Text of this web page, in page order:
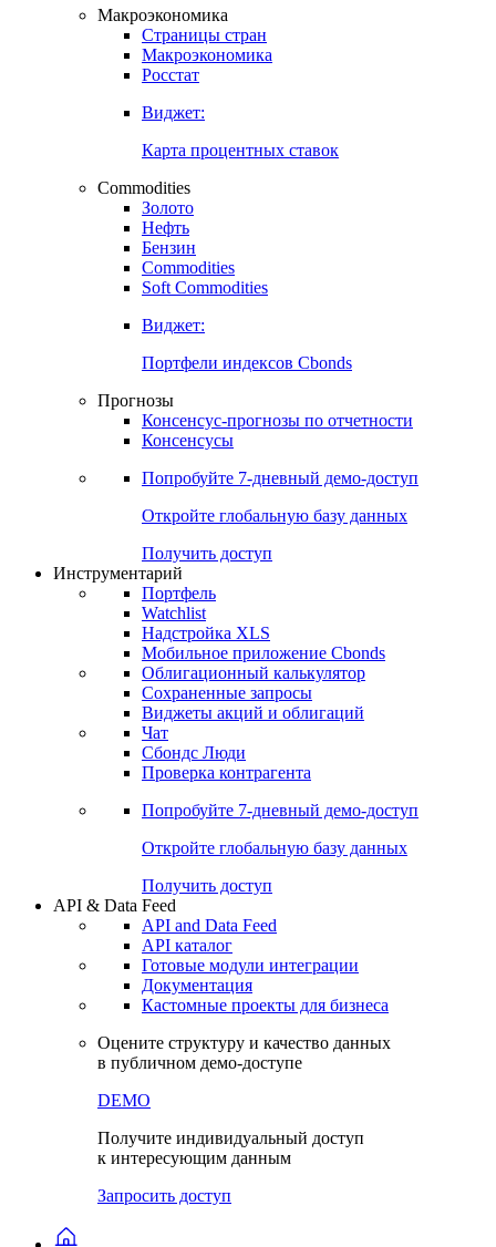
Создать индекс
Возможность создания своего индекса
Страницы стран
Росстат
Виджет:
Карта процентных ставок
Commodities
Золото
Бензин
Soft Commodities
Виджет:
Портфели индексов Cbonds
Прогнозы
Консенсусы
Попробуйте7-дневный
Откройте глобальную базу данных
Получить доступ
Инструментарий
Портфель
Watchlist
Надстройка XLS
Мобильное приложение Cbonds
Облигационный калькулятор
Сохраненные запросы
Чат
Проверка контрагента
Попробуйте7-дневный
Откройте глобальную базу данных
Получить доступ
API & Data Feed
API and Data Feed
Готовые модули интеграции
Документация
в публичном демо-доступе